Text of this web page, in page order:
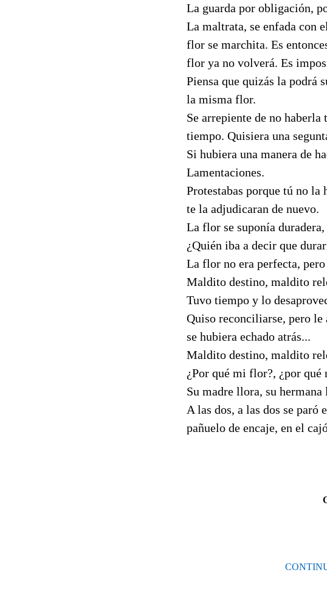
La guarda por obligación,
La maltrata, se enfada con
flor se marchita. Es
flor ya no volverá. Es
Piensa que quizás la podrá
la misma flor.
Se arrepiente de no
tiempo. Quisiera una
Si hubiera una manera de
Lamentaciones.
Protestabas porque tú no la
te la adjudicaran de nuevo.
La flor se suponía
¿Quién iba a decir que
La flor no era perfecta, pero
Maldito destino, maldito
Tuvo tiempo y lo
Quiso reconciliarse, pero le
se hubiera echado atrás...
Maldito destino, maldito
¿Por qué mi flor?, ¿por qué
Su madre llora, su
A las dos, a las dos se
pañuelo de encaje, en el